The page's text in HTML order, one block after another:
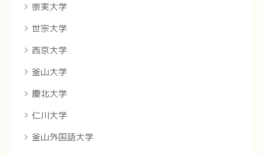
崇実大学
世宗大学
西京大学
釜山大学
慶北大学
仁川大学
釜山外国語大学